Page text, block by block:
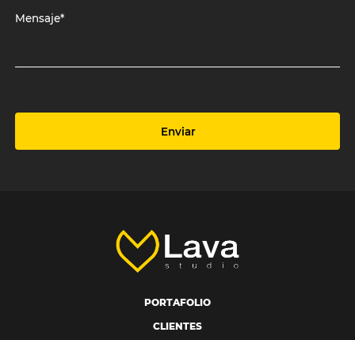
Mensaje*
Enviar
PORTAFOLIO
CLIENTES